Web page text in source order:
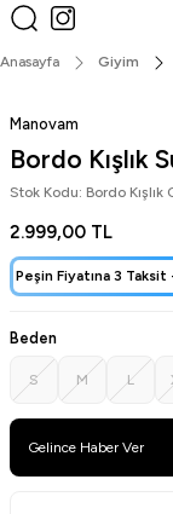
Anasayfa Giyim
Manovam
Bordo Kışlık
Stok Kodu: Bordo Kışlık
2.999,00 TL
Peşin Fiyatına 3 Taksit
Beden
S M L
Gelince Haber Ver